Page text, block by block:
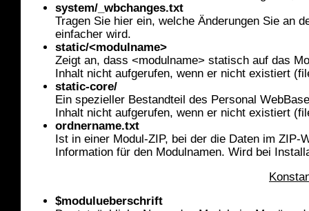
system/_wbchanges.txt
Tragen Sie hier ein, welche Änderungen Sie an
einfacher wird.
static/<modulname>
Zeigt an, dass <modulname> statisch auf das
Inhalt nicht aufgerufen, wenn er nicht existiert
static-core/
Ein spezieller Bestandteil des Personal
Inhalt nicht aufgerufen, wenn er nicht existiert
ordnername.txt
Ist in einer Modul-ZIP, bei der die Daten im
Information für den Modulnamen. Wird bei
$modulueberschrift